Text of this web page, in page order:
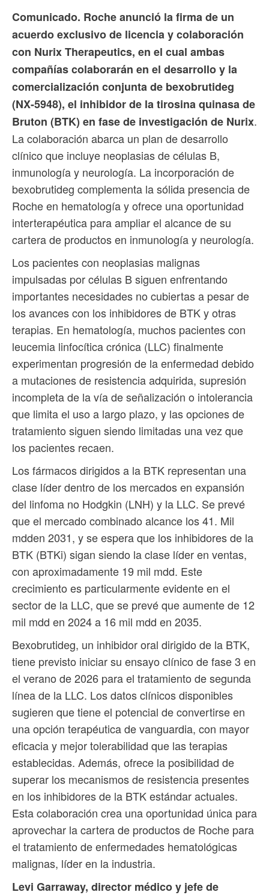
Comunicado. Roche anunció la firma de un
acuerdo exclusivo de licencia y colaboración
con Nurix Therapeutics, en el cual ambas
compañías colaborarán en el desarrollo y la
comercialización conjunta de bexobrutideg
(NX-5948), el inhibidor de la tirosina quinasa de
Bruton (BTK) en fase de investigación de Nurix.
La colaboración abarca un plan de desarrollo
clínico que incluye neoplasias de células B,
inmunología y neurología. La incorporación de
bexobrutideg complementa la sólida presencia de
Roche en hematología y ofrece una oportunidad
interterapéutica para ampliar el alcance de su
cartera de productos en inmunología y neurología.
Los pacientes con neoplasias malignas
impulsadas por células B siguen enfrentando
importantes necesidades no cubiertas a pesar de
los avances con los inhibidores de BTK y otras
terapias. En hematología, muchos pacientes con
leucemia linfocítica crónica (LLC) finalmente
experimentan progresión de la enfermedad debido
a mutaciones de resistencia adquirida, supresión
incompleta de la vía de señalización o intolerancia
que limita el uso a largo plazo, y las opciones de
tratamiento siguen siendo limitadas una vez que
los pacientes recaen.
Los fármacos dirigidos a la BTK representan una
clase líder dentro de los mercados en expansión
del linfoma no Hodgkin (LNH) y la LLC. Se prevé
que el mercado combinado alcance los 41. Mil
mdden 2031, y se espera que los inhibidores de la
BTK (BTKi) sigan siendo la clase líder en ventas,
con aproximadamente 19 mil mdd. Este
crecimiento es particularmente evidente en el
sector de la LLC, que se prevé que aumente de 12
mil mdd en 2024 a 16 mil mdd en 2035.
Bexobrutideg, un inhibidor oral dirigido de la BTK,
tiene previsto iniciar su ensayo clínico de fase 3 en
el verano de 2026 para el tratamiento de segunda
línea de la LLC. Los datos clínicos disponibles
sugieren que tiene el potencial de convertirse en
una opción terapéutica de vanguardia, con mayor
eficacia y mejor tolerabilidad que las terapias
establecidas. Además, ofrece la posibilidad de
superar los mecanismos de resistencia presentes
en los inhibidores de la BTK estándar actuales.
Esta colaboración crea una oportunidad única para
aprovechar la cartera de productos de Roche para
el tratamiento de enfermedades hematológicas
malignas, líder en la industria.
Levi Garraway, director médico y jefe de